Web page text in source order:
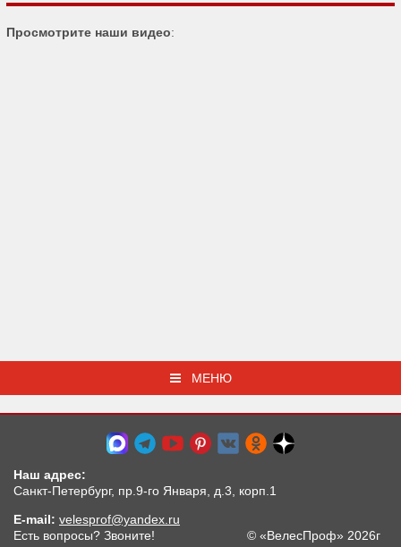
Просмотрите наши видео:
МЕНЮ
Наш адрес:
Санкт-Петербург, пр.9-го Января, д.3, корп.1
E-mail: velesprof@yandex.ru
Есть вопросы? Звоните!
© «ВелесПроф» 2026г